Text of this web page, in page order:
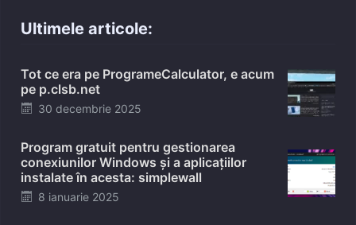
Ultimele articole:
Tot ce era pe ProgrameCalculator, e acum
pe p.clsb.net
Posted
30 decembrie 2025
Program gratuit pentru gestionarea
conexiunilor Windows și a aplicațiilor
instalate în acesta: simplewall
Posted
8 ianuarie 2025